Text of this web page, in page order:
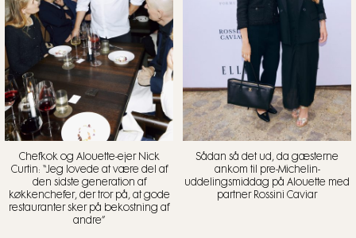
Chefkok og Alouette-ejer Nick
Curtin: “Jeg lovede at være del af
den sidste generation af
køkkenchefer, der tror på, at gode
restauranter sker på bekostning af
andre”
Sådan så det ud, da gæsterne
ankom til pre-Michelin-
uddelingsmiddag på Alouette med
partner Rossini Caviar